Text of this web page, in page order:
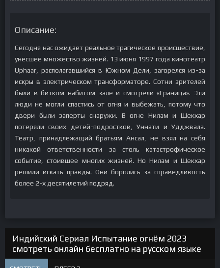
Описание:
Сегодня нас ожидает реальное трагическое происшествие,
унесшее множество жизней. 13 июня 1997 года кинотеатр
Uphaar, располагавшийся в Южном Дели, загорелся из-за
искры в электрическом трансформаторе. Сотни зрителей
были в битком набитом зале и смотрели «Граница». Эти
люди не могли спастись от огня и выбежать, потому что
двери были заперты снаружи. В огне Нилам и Шекхар
потеряли своих детей-подростков, Уннати и Удджвала.
Театр, принадлежащий братьям Ансал, не взял на себя
никакой ответственности за столь катастрофическое
событие, стоившее многих жизней. Но Нилам и Шекхар
решили искать правды. Они боролись за справедливость
более 2-х десятилетий подряд.
Индийский Сериал Испытание огнём 2023
смотреть онлайн бесплатно на русском языке